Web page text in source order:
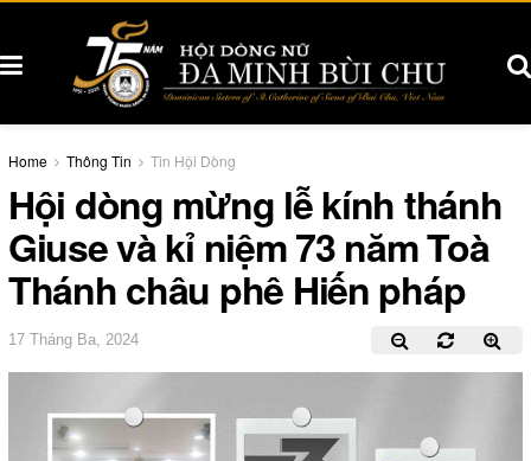
Home Thông Tin Tin Hội Dòng
Hội dòng mừng lễ kính thánh
Giuse và kỉ niệm 73 năm Toà
Thánh châu phê Hiến pháp
17 Tháng Ba, 2024